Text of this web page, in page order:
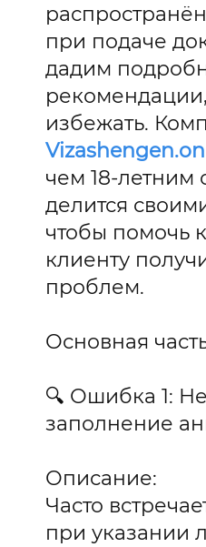
при подаче
дадим
избежать.
чем 18-летним
делится
чтобы помочь
клиенту
проблем.
Основная
🔍 Ошибка 1:
заполнение
Описание:
Часто
при указании